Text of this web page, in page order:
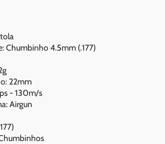
Chumbinho 4.5mm (.177)
22mm
- 130m/s
Airgun